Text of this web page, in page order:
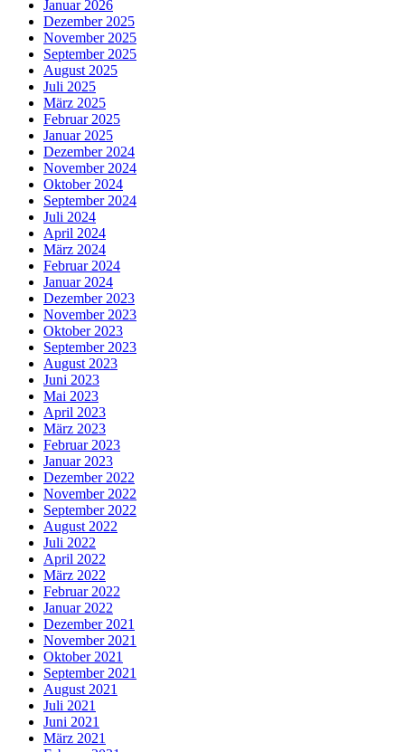
Januar 2026
Dezember 2025
November 2025
September 2025
August 2025
Juli 2025
März 2025
Februar 2025
Januar 2025
Dezember 2024
November 2024
Oktober 2024
September 2024
Juli 2024
April 2024
März 2024
Februar 2024
Januar 2024
Dezember 2023
November 2023
Oktober 2023
September 2023
August 2023
Juni 2023
Mai 2023
April 2023
März 2023
Februar 2023
Januar 2023
Dezember 2022
November 2022
September 2022
August 2022
Juli 2022
April 2022
März 2022
Februar 2022
Januar 2022
Dezember 2021
November 2021
Oktober 2021
September 2021
August 2021
Juli 2021
Juni 2021
März 2021